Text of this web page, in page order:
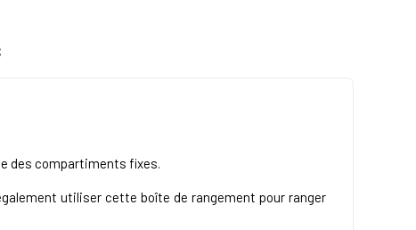
des compartiments fixes.
utiliser cette boîte de rangement pour ranger